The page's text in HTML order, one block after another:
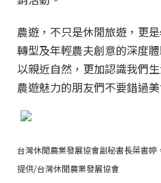
農遊，不只是休閒旅遊，更
轉型及年輕農夫創意的深度
以親近自然，更加認識我們
農遊魅力的朋友們不要錯過美
台灣休閒農業發展協會副秘書長葉書
提供/台灣休閒農業發展協會